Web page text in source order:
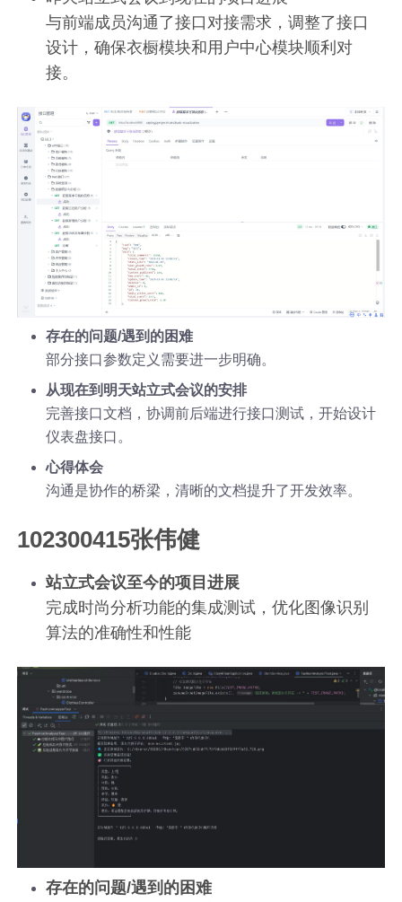
与前端成员沟通了接口对接需求，调整了接口
设计，确保衣橱模块和用户中心模块顺利对
接。
存在的问题/遇到的困难
部分接口参数定义需要进一步明确。
从现在到明天站立式会议的安排
完善接口文档，协调前后端进行接口测试，开始设计
仪表盘接口。
心得体会
沟通是协作的桥梁，清晰的文档提升了开发效率。
102300415张伟健
站立式会议至今的项目进展
完成时尚分析功能的集成测试，优化图像识别
算法的准确性和性能
存在的问题/遇到的困难